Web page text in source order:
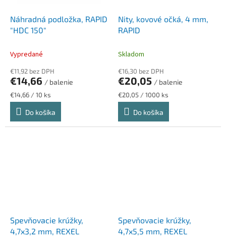
Náhradná podložka, RAPID
"HDC 150"
Vypredané
€11,92 bez DPH
€14,66 / balenie
Jednotková
cena:
€14,66 / 10 ks
Do košíka
Nity, kovové očká, 4 mm,
RAPID
Skladom
€16,30 bez DPH
€20,05 / balenie
Jednotková
cena:
€20,05 / 1000 ks
Do košíka
Spevňovacie krúžky,
4,7x3,2 mm, REXEL
Spevňovacie krúžky,
4,7x5,5 mm, REXEL